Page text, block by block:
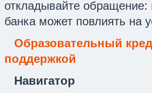
откладывайте
банка может повлиять на
Образовательный
поддержкой
Навигатор